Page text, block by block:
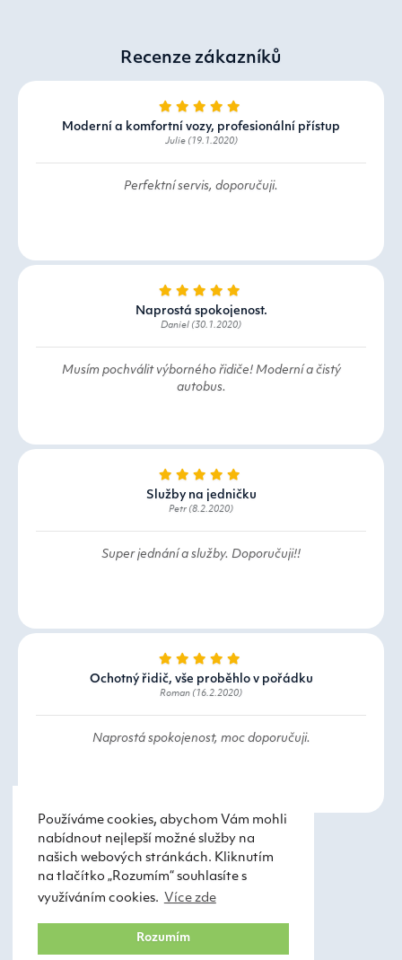
Používáme cookies, abychom Vám mohli
nabídnout nejlepší možné služby na
našich webových stránkách. Kliknutím
na tlačítko „Rozumím“ souhlasíte s
využíváním cookies. Více zde
Rozumím
Recenze zákazníků
Moderní a komfortní vozy, profesionální přístup
Julie (19.1.2020)
Perfektní servis, doporučuji.
Naprostá spokojenost.
Daniel (30.1.2020)
Musím pochválit výborného řidiče! Moderní a čistý
autobus.
Služby na jedničku
Petr (8.2.2020)
Super jednání a služby. Doporučuji!!
Ochotný řidič, vše proběhlo v pořádku
Roman (16.2.2020)
Naprostá spokojenost, moc doporučuji.
Taxi Praha Obchodní podmínky